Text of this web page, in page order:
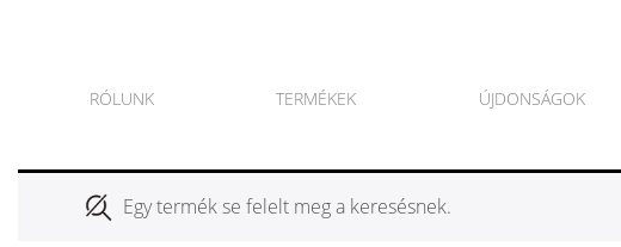
RÓLUNK TERMÉKEK ÚJDONSÁGOK
Egy termék se felelt meg a keresésnek.